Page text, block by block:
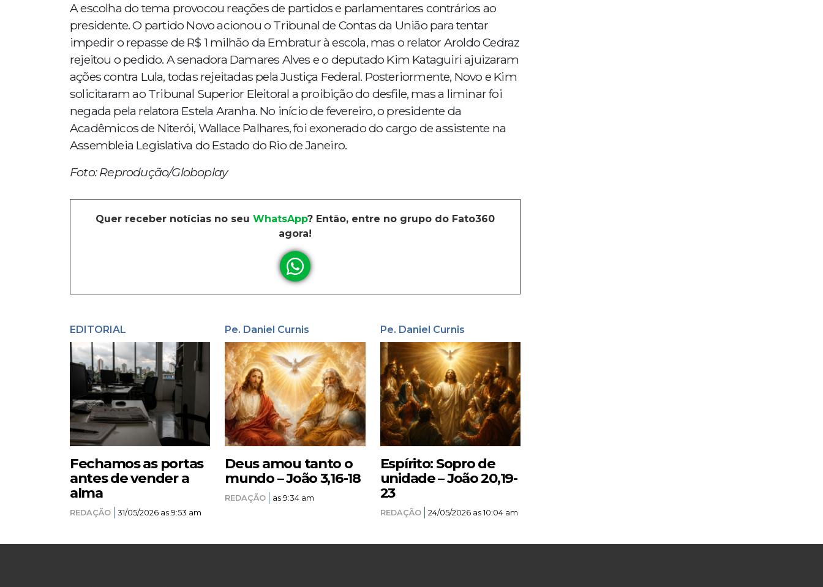
A escolha do tema provocou reações de partidos e parlamentares contrários ao
presidente. O partido Novo acionou o Tribunal de Contas da União para tentar
impedir o repasse de R$ 1 milhão da Embratur à escola, mas o relator Aroldo Cedraz
rejeitou o pedido. A senadora Damares Alves e o deputado Kim Kataguiri ajuizaram
ações contra Lula, todas rejeitadas pela Justiça Federal. Posteriormente, Novo e Kim
solicitaram ao Tribunal Superior Eleitoral a proibição do desfile, mas a liminar foi
negada pela relatora Estela Aranha. No início de fevereiro, o presidente da
Acadêmicos de Niterói, Wallace Palhares, foi exonerado do cargo de assistente na
Assembleia Legislativa do Estado do Rio de Janeiro.
Foto: Reprodução/Globoplay
Quer receber notícias no seu WhatsApp? Então, entre no grupo do Fato360
agora!
EDITORIAL
Fechamos as portas
antes de vender a
alma
REDAÇÃO 31/05/2026 as 9:53 am
Pe. Daniel Curnis
Deus amou tanto o
mundo – João 3,16-18
REDAÇÃO as 9:34 am
Pe. Daniel Curnis
Espírito: Sopro de
unidade – João 20,19-
23
REDAÇÃO 24/05/2026 as 10:04 am